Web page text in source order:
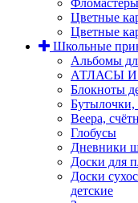
Фломастеры
Цветные
Цветные
Школьные
Альбомы
АТЛАСЫ
Блокноты
Бутылочки,
Веера,
Глобусы
Дневники
Доски для
Доски
детские